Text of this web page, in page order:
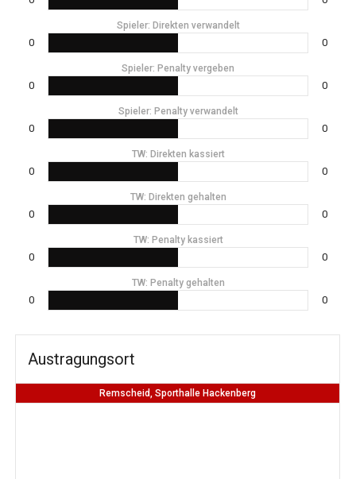
Spieler: Direkten verwandelt
0 0
Spieler: Penalty vergeben
0 0
Spieler: Penalty verwandelt
0 0
TW: Direkten kassiert
0 0
TW: Direkten gehalten
0 0
TW: Penalty kassiert
0 0
TW: Penalty gehalten
0 0
Austragungsort
Remscheid, Sporthalle Hackenberg